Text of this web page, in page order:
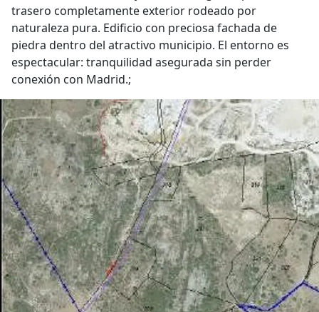
trasero completamente exterior rodeado por
naturaleza pura. Edificio con preciosa fachada de
piedra dentro del atractivo municipio. El entorno es
espectacular: tranquilidad asegurada sin perder
conexión con Madrid.;